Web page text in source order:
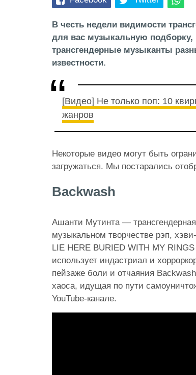
В честь недели видимости
для вас музыкальную
трансгендерные музыканты
известности.
[Видео] Не только поп: 10
жанров
Некоторые видео могут быть
загружаться. Мы постарались
Backwash
Ашанти Мутинта —
музыкальном творчестве рэп,
LIE HERE BURIED WITH MY
использует индастриал и
пейзаже боли и отчаяния
хаоса, идущая по пути
YouTube-канале.